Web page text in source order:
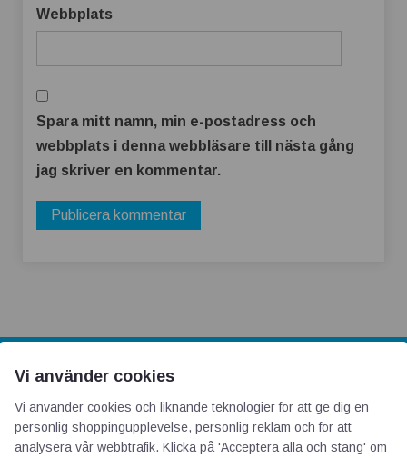
Webbplats
Spara mitt namn, min e-postadress och
webbplats i denna webbläsare till nästa gång
jag skriver en kommentar.
AOTI
Om oss
Vi använder cookies
Vi använder cookies och liknande teknologier för att ge dig en
personlig shoppingupplevelse, personlig reklam och för att
analysera vår webbtrafik. Klicka på 'Acceptera alla och stäng' om